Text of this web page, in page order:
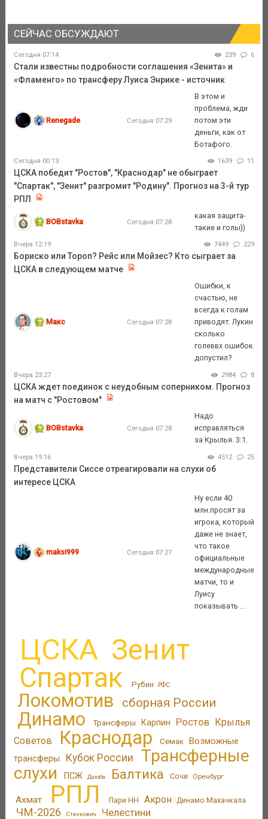
СЕЙЧАС ОБСУЖДАЮТ
Сегодня 07:14 239 6
Стали известны подробности соглашения «Зенита» и
«Фламенго» по трансферу Луиса Энрике - источник
Renegade Сегодня 07:29
В этом и
проблема, жди
потом эти
деньги, как от
Ботафого.
Сегодня 00:13 1639 11
ЦСКА победит "Ростов", "Краснодар" не обыграет
"Спартак", "Зенит" разгромит "Родину". Прогноз на 3-й тур
РПЛ
BOBstavka Сегодня 07:28
какая защита-
такие и голы))
Вчера 12:19 7449 229
Бориско или Тороп? Рейс или Мойзес? Кто сыграет за
ЦСКА в следующем матче
Макс Сегодня 07:28
Ошибки, к
счастью, не
всегда к голам
приводят. Лукин
сколько
голеввх ошибок
допустил?
Вчера 23:27 2984 8
ЦСКА ждет поединок с неудобным соперником. Прогноз
на матч с "Ростовом"
BOBstavka Сегодня 07:28
Надо
исправляться
за Крылья. 3:1.
Вчера 19:16 4512 25
Представители Сиссе отреагировали на слухи об
интересе ЦСКА
maksi999 Сегодня 07:27
Ну если 40
млн.просят за
игрока, который
даже не знает,
что такое
официальные
международные
матчи, то и
Луису
показывать ...
ЦСКА Зенит
Спартак Рубин РФС
Локомотив сборная России
Динамо Трансферы Карпин Ростов Крылья
Советов
Краснодар Семак Возможные
трансферы
Кубок России
Трансферные
слухи
ПСЖ Дзюба Балтика Сочи Оренбург
Ахмат РПЛ Пари НН Акрон Динамо Махачкала
ЧМ-2026 Станкович Челестини